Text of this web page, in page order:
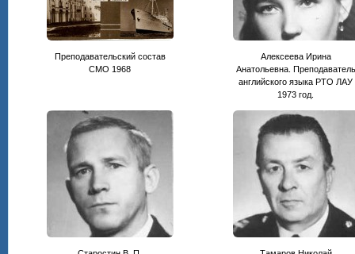
Преподавательский состав
СМО 1968
Алексеева Ирина
Анатольевна. Преподаватель
английского языка РТО ЛАУ
1973 год.